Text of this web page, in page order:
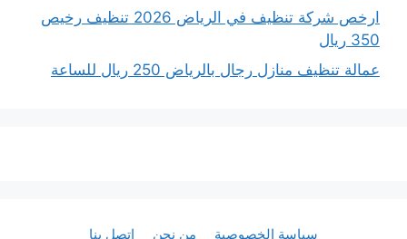
ارخص شركة تنظيف في الرياض 2026 تنظيف رخيص
350 ريال
عمالة تنظيف منازل رجال بالرياض 250 ريال للساعة
سياسة الخصوصية من نحن اتصل بنا